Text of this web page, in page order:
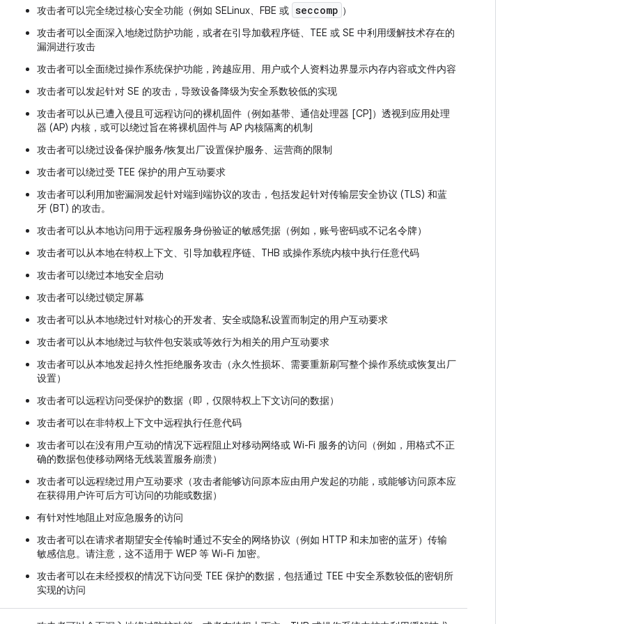
攻击者可以完全绕过核心安全功能（例如 SELinux、FBE 或 seccomp ）
攻击者可以全面深入地绕过防护功能，或者在引导加载程序链、TEE 或 SE 中利用缓解技术存在的
漏洞进行攻击
攻击者可以全面绕过操作系统保护功能，跨越应用、用户或个人资料边界显示内存内容或文件内容
攻击者可以发起针对 SE 的攻击，导致设备降级为安全系数较低的实现
攻击者可以从已遭入侵且可远程访问的裸机固件（例如基带、通信处理器 [CP]）透视到应用处理
器 (AP) 内核，或可以绕过旨在将裸机固件与 AP 内核隔离的机制
攻击者可以绕过设备保护服务/恢复出厂设置保护服务、运营商的限制
攻击者可以绕过受 TEE 保护的用户互动要求
攻击者可以利用加密漏洞发起针对端到端协议的攻击，包括发起针对传输层安全协议 (TLS) 和蓝
牙 (BT) 的攻击。
攻击者可以从本地访问用于远程服务身份验证的敏感凭据（例如，账号密码或不记名令牌）
攻击者可以从本地在特权上下文、引导加载程序链、THB 或操作系统内核中执行任意代码
攻击者可以绕过本地安全启动
攻击者可以绕过锁定屏幕
攻击者可以从本地绕过针对核心的开发者、安全或隐私设置而制定的用户互动要求
攻击者可以从本地绕过与软件包安装或等效行为相关的用户互动要求
攻击者可以从本地发起持久性拒绝服务攻击（永久性损坏、需要重新刷写整个操作系统或恢复出厂
设置）
攻击者可以远程访问受保护的数据（即，仅限特权上下文访问的数据）
攻击者可以在非特权上下文中远程执行任意代码
攻击者可以在没有用户互动的情况下远程阻止对移动网络或 Wi-Fi 服务的访问（例如，用格式不正
确的数据包使移动网络无线装置服务崩溃）
攻击者可以远程绕过用户互动要求（攻击者能够访问原本应由用户发起的功能，或能够访问原本应
在获得用户许可后方可访问的功能或数据）
有针对性地阻止对应急服务的访问
攻击者可以在请求者期望安全传输时通过不安全的网络协议（例如 HTTP 和未加密的蓝牙）传输
敏感信息。请注意，这不适用于 WEP 等 Wi-Fi 加密。
攻击者可以在未经授权的情况下访问受 TEE 保护的数据，包括通过 TEE 中安全系数较低的密钥所
实现的访问